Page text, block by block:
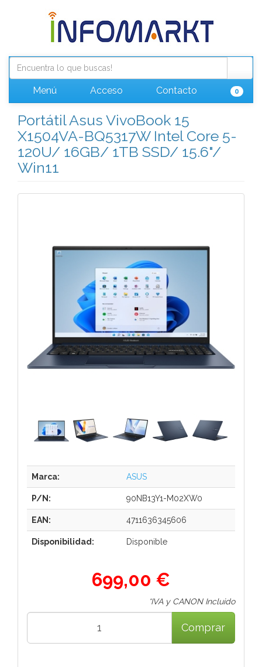
Menú Acceso Contacto 0
Portátil Asus VivoBook 15
X1504VA-BQ5317W Intel Core 5-
120U/ 16GB/ 1TB SSD/ 15.6"/
Win11
Marca: ASUS
P/N: 90NB13Y1-M02XW0
EAN: 4711636345606
Disponibilidad: Disponible
699,00 €
*IVA y CANON Incluido
Comprar